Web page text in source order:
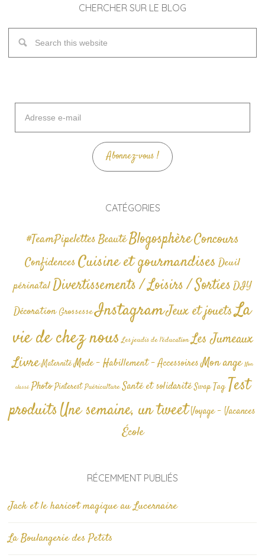
CHERCHER SUR LE BLOG
mail
Abonnez-vous !
CATÉGORIES
#TeamPipelettesBeautéBlogosphèreConcours
Confidences Cuisine et gourmandises Deuil
périnatalDivertissements / Loisirs / SortiesDIY
Décoration GrossesseInstagramJeux et jouetsLa
vie de chez nous Les jeudis de l'éducation Les Jumeaux
Livre Maternité Mode - Habillement - AccessoiresMon ange Non
classé Photo Pinterest Puériculture Santé et solidarité Swap TagTest
produitsUne semaine, un tweetVoyage - Vacances
École
RÉCEMMENT PUBLIÉS
Jack et le haricot magique au Lucernaire
La Boulangerie des Petits